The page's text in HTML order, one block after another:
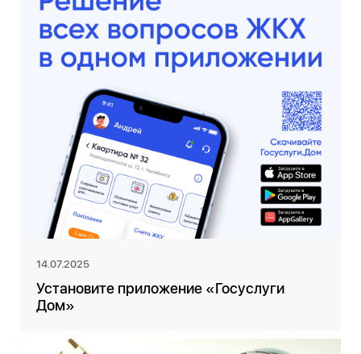
14.07.2025
Установите приложение «Госуслуги
Дом»